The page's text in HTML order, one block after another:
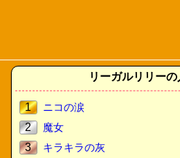
リーガルリリーの
1
ニコの涙
2
魔女
3
キラキラの灰